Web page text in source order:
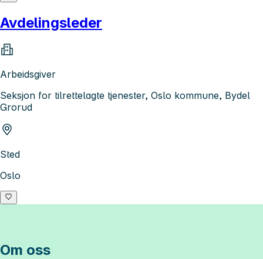
Avdelingsleder
Arbeidsgiver
Seksjon for tilrettelagte tjenester, Oslo kommune, Bydel
Grorud
Sted
Oslo
Om oss